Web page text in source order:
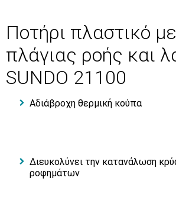
Ποτήρι πλαστικό
πλάγιας ροής και
SUNDO 21100
Αδιάβροχη θερμική κούπα
Διευκολύνει την κατανάλωση
ροφημάτων